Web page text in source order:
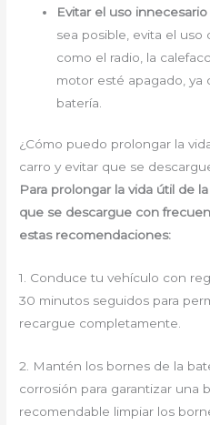
Evitar el uso
sea posible, evita el
como el radio, la
motor esté apagado, ya
batería.
¿Cómo puedo prolongar la
carro y evitar que se
Para prolongar la vida útil de
que se descargue con
estas recomendaciones:
1. Conduce tu vehículo con
30 minutos seguidos para
recargue completamente.
2. Mantén los bornes de la
corrosión para garantizar una
recomendable limpiar los